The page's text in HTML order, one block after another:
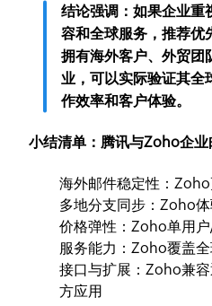
结论强调：如果企业重
容和全球服务，推荐
拥有海外客户、外贸团
业，可以实际验证其全
作效率和客户体验。
小结清单：腾讯与Zoho企
海外邮件稳定性：
多地分支同步：Zoho
价格弹性：Zoho单用
服务能力：Zoho覆盖
接口与扩展：Zoho兼
方应用